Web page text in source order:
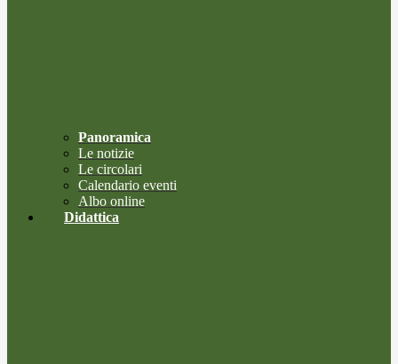
Panoramica
Le notizie
Le circolari
Calendario eventi
Albo online
Didattica